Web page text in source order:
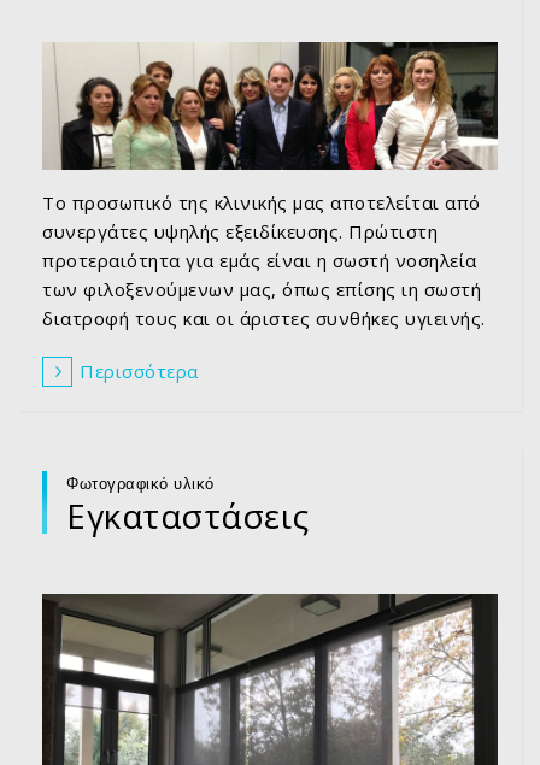
Το προσωπικό της κλινικής μας αποτελείται από
συνεργάτες υψηλής εξειδίκευσης. Πρώτιστη
προτεραιότητα για εμάς είναι η σωστή νοσηλεία
των φιλοξενούμενων μας, όπως επίσης ιη σωστή
διατροφή τους και οι άριστες συνθήκες υγιεινής.
Περισσότερα
Φωτογραφικό υλικό
Εγκαταστάσεις